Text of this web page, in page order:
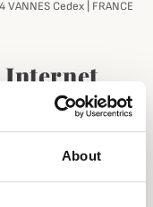
About
Cedex | FRANCE
Internet